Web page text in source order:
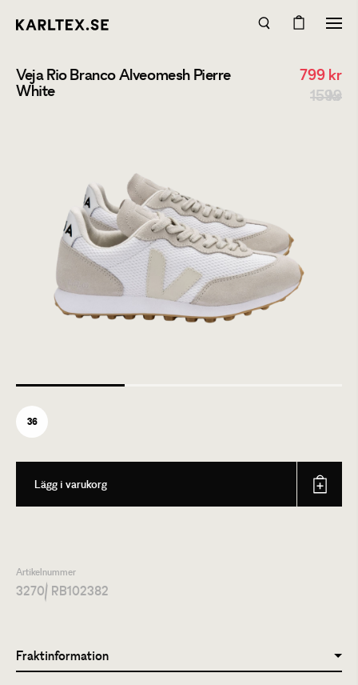
Veja Rio Branco Alveomesh Pierre
White
799 kr
1599 kr
36
Lägg i varukorg
Artikelnummer
3270/ RB102382
Fraktinformation